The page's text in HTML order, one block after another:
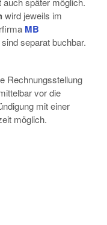
wird jeweils im
MB
separat buchbar.
Rechnungsstellung
vor die
mit einer
möglich.